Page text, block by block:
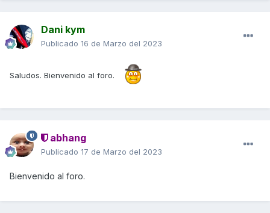
Dani kym
Publicado 16 de Marzo del 2023
Saludos. Bienvenido al foro.
abhang
Publicado 17 de Marzo del 2023
Bienvenido al foro.